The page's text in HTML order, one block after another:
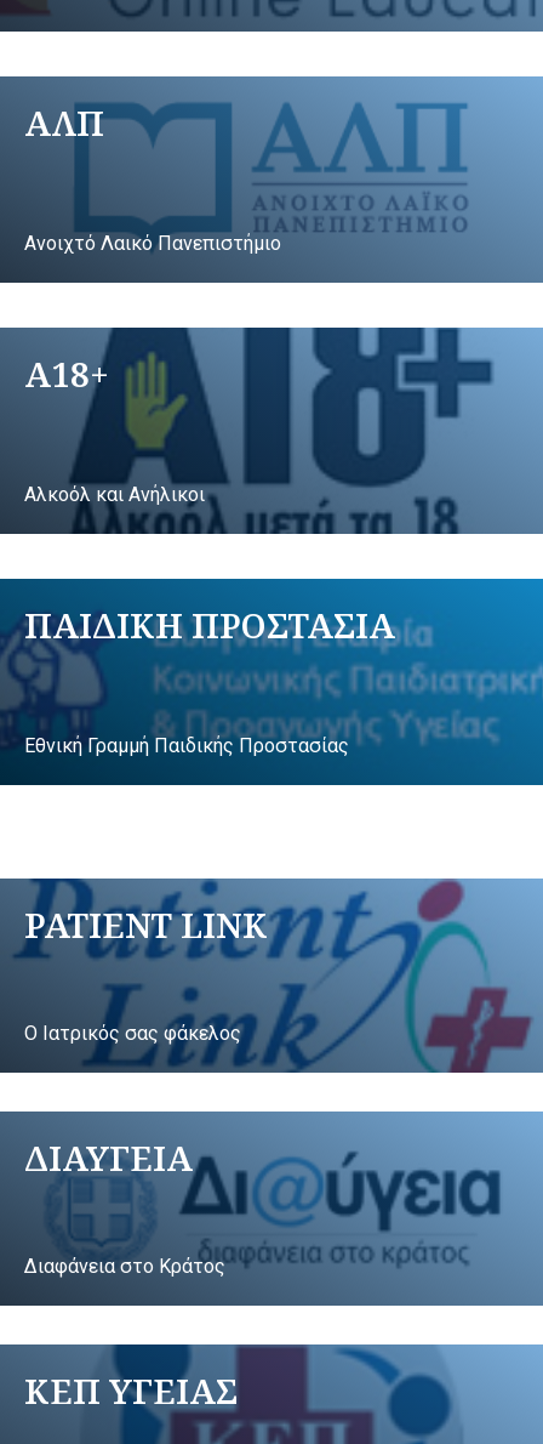
ΑΛΠ
Ανοιχτό Λαικό Πανεπιστήμιο
A18+
Αλκοόλ και Ανήλικοι
ΠΑΙΔΙΚΗ ΠΡΟΣΤΑΣΙΑ
Εθνική Γραμμή Παιδικής Προστασίας
PATIENT LINK
Ο Ιατρικός σας φάκελος
ΔΙΑΥΓΕΙΑ
Διαφάνεια στο Κράτος
ΚΕΠ ΥΓΕΙΑΣ